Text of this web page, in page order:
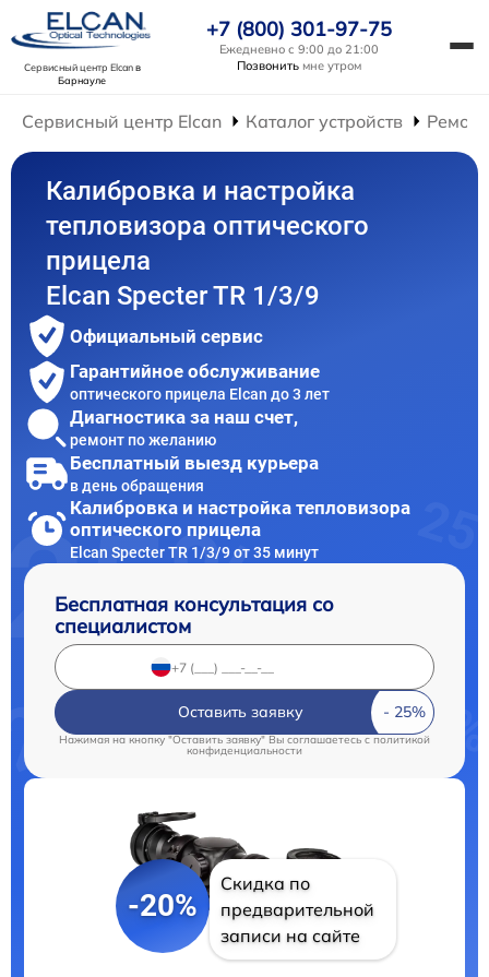
Сервисный центр Elcanв
Барнауле
+7 (800) 301-97-75
Ежедневно с 9:00 до 21:00
Позвонить мне утром
Сервисный центр Elcan Каталог устройств
Калибровка и настройка
тепловизора оптического
прицела
Elcan Specter TR 1/3/9
Официальный сервис
Гарантийное обслуживание
оптического прицела Elcan до 3 лет
Диагностика за наш счет,
ремонт по желанию
Бесплатный выезд курьера
в день обращения
Калибровка и настройка тепловизора
оптического прицела
Elcan Specter TR 1/3/9 от 35 минут
Бесплатная консультация со
специалистом
Оставить заявку
Нажимая на кнопку "Оставить заявку" Вы соглашаетесь c политикой
конфиденциальности
-20%
Скидка по
предварительной
записи на сайте